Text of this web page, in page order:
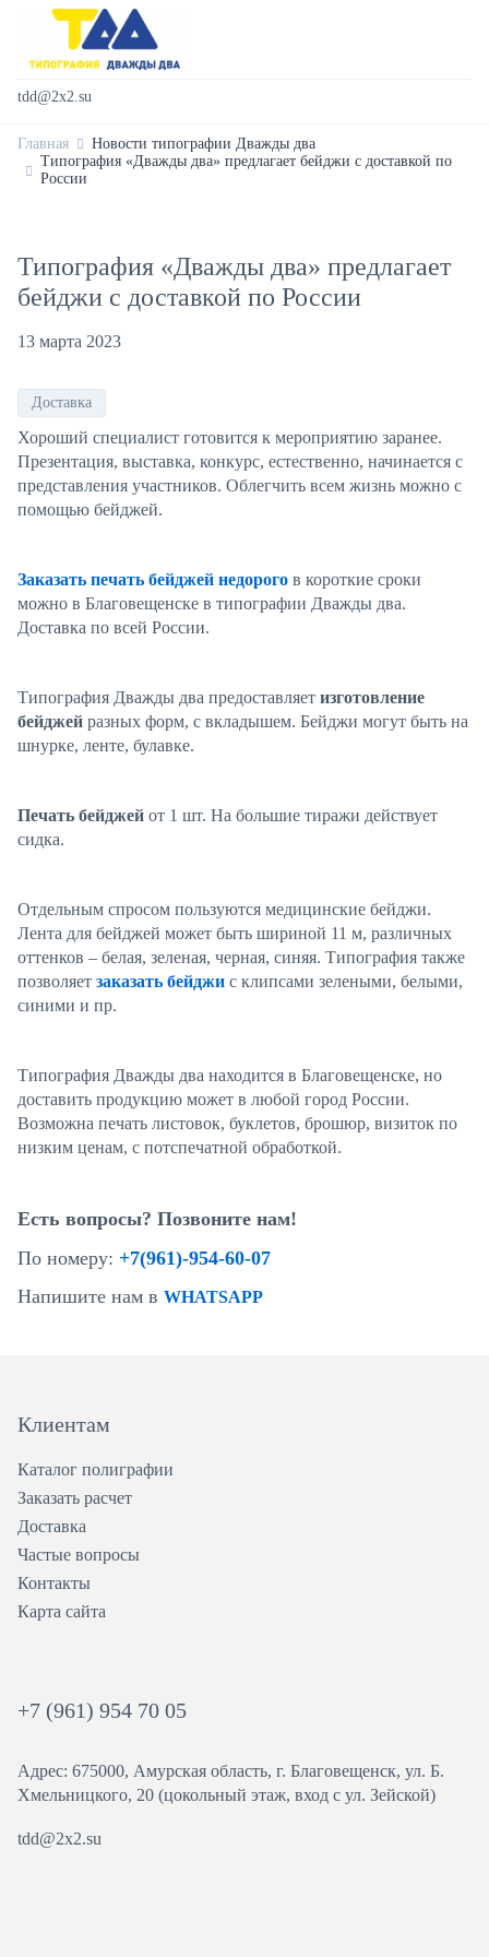
tdd@2x2.su
Главная
Новости типографии Дважды два
Типография «Дважды два» предлагает бейджи с доставкой по
России
Типография «Дважды два» предлагает
бейджи с доставкой по России
13 марта 2023
Доставка
Хороший специалист готовится к мероприятию заранее.
Презентация, выставка, конкурс, естественно, начинается с
представления участников. Облегчить всем жизнь можно с
помощью бейджей.
Заказать печать бейджей недорого в короткие сроки
можно в Благовещенске в типографии Дважды два.
Доставка по всей России.
Типография Дважды два предоставляет изготовление
бейджей разных форм, с вкладышем. Бейджи могут быть на
шнурке, ленте, булавке.
Печать бейджей от 1 шт. На большие тиражи действует
сидка.
Отдельным спросом пользуются медицинские бейджи.
Лента для бейджей может быть шириной 11 м, различных
оттенков – белая, зеленая, черная, синяя. Типография также
позволяет заказать бейджи с клипсами зелеными, белыми,
синими и пр.
Типография Дважды два находится в Благовещенске, но
доставить продукцию может в любой город России.
Возможна печать листовок, буклетов, брошюр, визиток по
низким ценам, с потспечатной обработкой.
Есть вопросы? Позвоните нам!
По номеру: +7(961)-954-60-07
Напишите нам в WHATSAPP
Клиентам
Каталог полиграфии
Заказать расчет
Доставка
Частые вопросы
Контакты
Карта сайта
+7 (961) 954 70 05
Адрес: 675000, Амурская область, г. Благовещенск, ул. ​Б.
Хмельницкого, 20 (цокольный этаж, вход с ул. Зейской)
tdd@2x2.su